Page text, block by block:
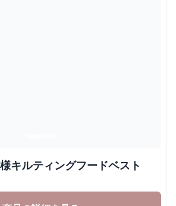
キルティングフードベスト